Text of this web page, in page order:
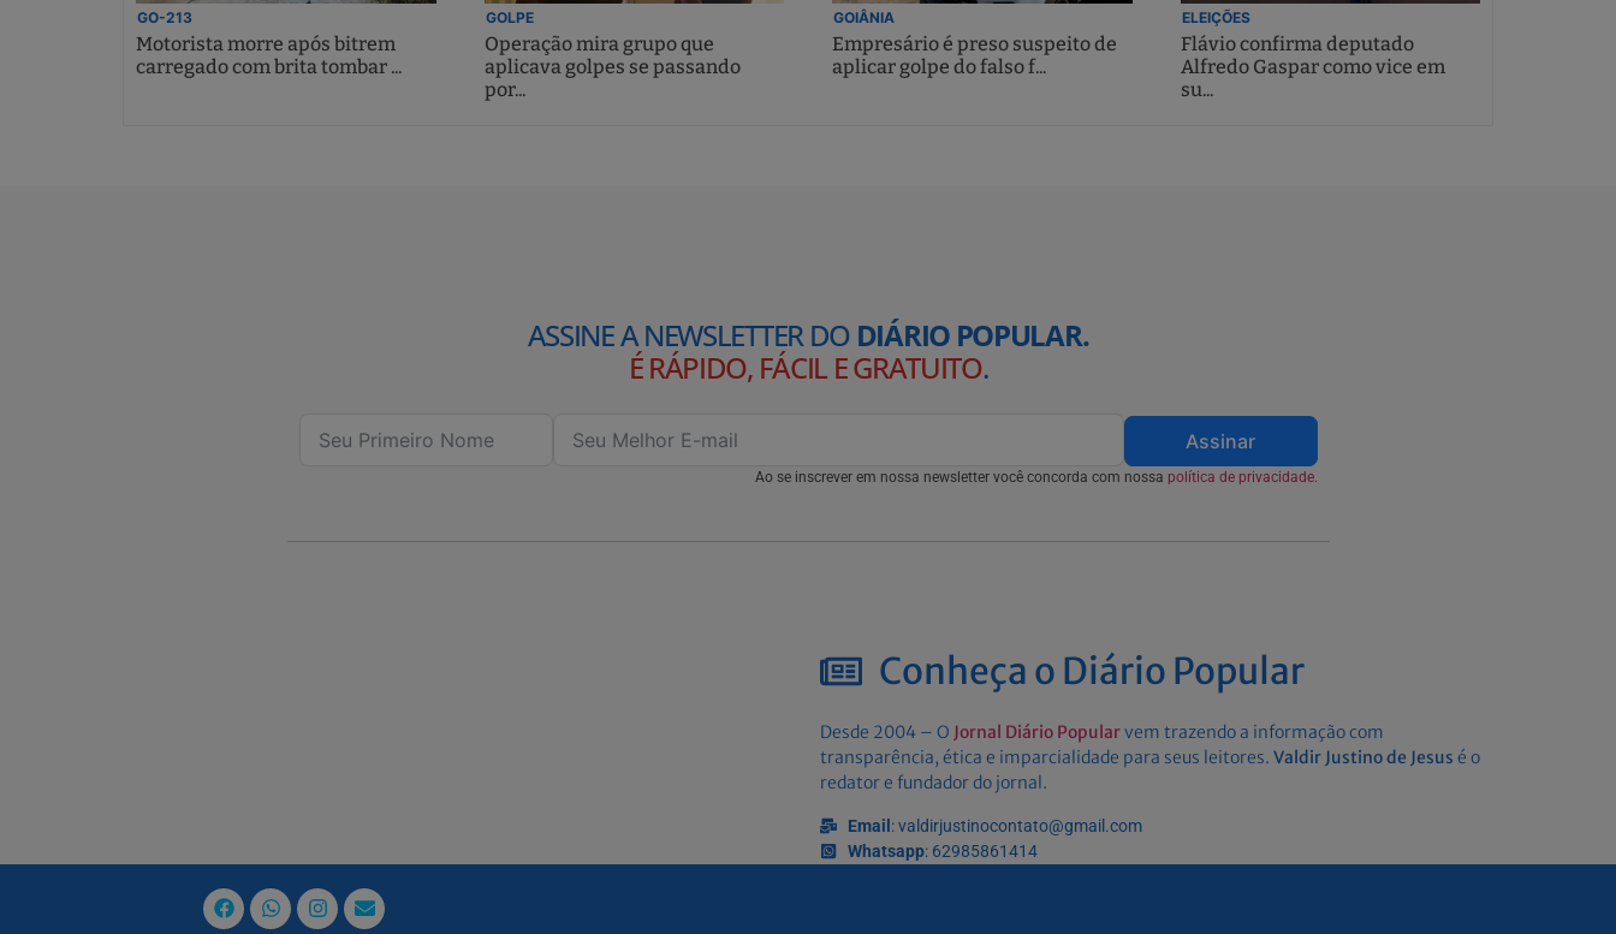
GO-213
Motorista morre após bitrem
carregado com brita tombar ...
GOLPE
Operação mira grupo que
aplicava golpes se passando
por...
GOIÂNIA
Empresário é preso suspeito de
aplicar golpe do falso f...
ELEIÇÕES
Flávio confirma deputado
Alfredo Gaspar como vice em
su...
ASSINE A NEWSLETTER DO DIÁRIO POPULAR.
É RÁPIDO, FÁCIL E GRATUITO.
Assinar
Ao se inscrever em nossa newsletter você concorda com nossa política de privacidade.
Conheça o Diário Popular
Desde 2004 – O Jornal Diário Popularvem trazendo a informação com
transparência, ética e imparcialidade para seus leitores. Valdir Justino de Jesus é o
redator e fundador do jornal.
Email : valdirjustinocontato@gmail.com
Whatsapp: 62985861414